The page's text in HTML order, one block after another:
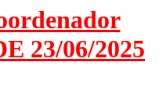
23/06/2025